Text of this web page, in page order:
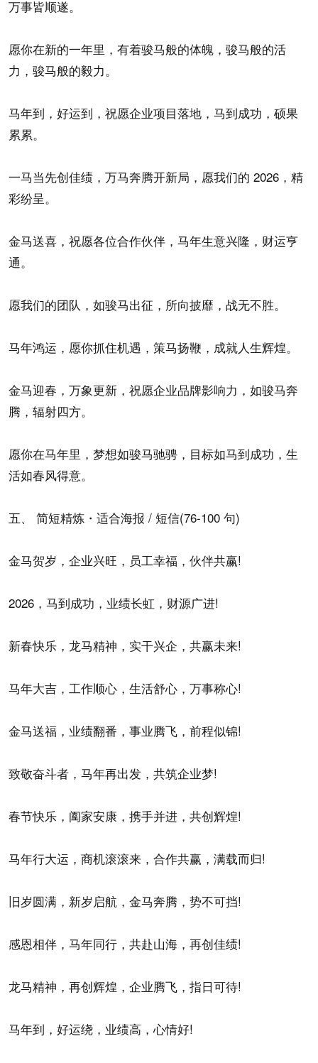
万事皆顺遂。
愿你在新的一年里，有着骏马般的体魄，骏马般的活
力，骏马般的毅力。
马年到，好运到，祝愿企业项目落地，马到成功，硕果
累累。
一马当先创佳绩，万马奔腾开新局，愿我们的 2026，精
彩纷呈。
金马送喜，祝愿各位合作伙伴，马年生意兴隆，财运亨
通。
愿我们的团队，如骏马出征，所向披靡，战无不胜。
马年鸿运，愿你抓住机遇，策马扬鞭，成就人生辉煌。
金马迎春，万象更新，祝愿企业品牌影响力，如骏马奔
腾，辐射四方。
愿你在马年里，梦想如骏马驰骋，目标如马到成功，生
活如春风得意。
五、 简短精炼・适合海报 / 短信(76-100 句)
金马贺岁，企业兴旺，员工幸福，伙伴共赢!
2026，马到成功，业绩长虹，财源广进!
新春快乐，龙马精神，实干兴企，共赢未来!
马年大吉，工作顺心，生活舒心，万事称心!
金马送福，业绩翻番，事业腾飞，前程似锦!
致敬奋斗者，马年再出发，共筑企业梦!
春节快乐，阖家安康，携手并进，共创辉煌!
马年行大运，商机滚滚来，合作共赢，满载而归!
旧岁圆满，新岁启航，金马奔腾，势不可挡!
感恩相伴，马年同行，共赴山海，再创佳绩!
龙马精神，再创辉煌，企业腾飞，指日可待!
马年到，好运绕，业绩高，心情好!